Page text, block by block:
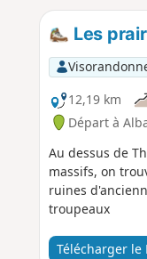
Les
12,19 km
Départ à
Au dessus de
massifs, on
ruines
troupeaux
Télécharger le